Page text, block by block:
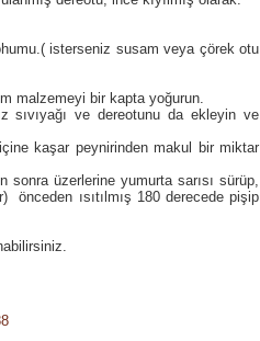
isterseniz susam veya çörek otu
malzemeyi bir kapta yoğurun.
sıvıyağı ve dereotunu da ekleyin ve
kaşar peynirinden makul bir miktar
sonra üzerlerine yumurta sarısı sürüp,
ısıtılmış 180 derecede pişip